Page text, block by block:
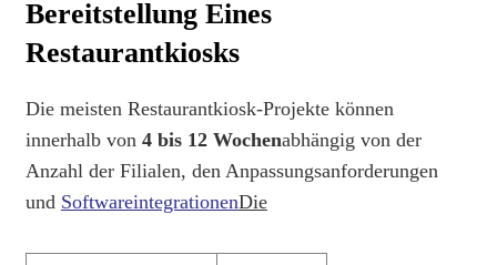
Bereitstellung Eines
Restaurantkiosks
Die meisten Restaurantkiosk-Projekte können
innerhalb von 4 bis 12 Wochenabhängig von der
Anzahl der Filialen, den Anpassungsanforderungen
und SoftwareintegrationenDie